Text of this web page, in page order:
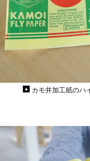
カモ井加工紙のハ